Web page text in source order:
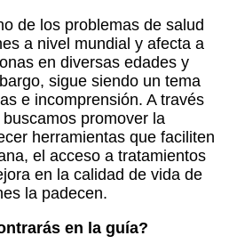
de los problemas de salud
a nivel mundial y afecta a
en diversas edades y
sigue siendo un tema
e incomprensión. A través
promover la
herramientas que faciliten
el acceso a tratamientos
en la calidad de vida de
la padecen.
en la guía?